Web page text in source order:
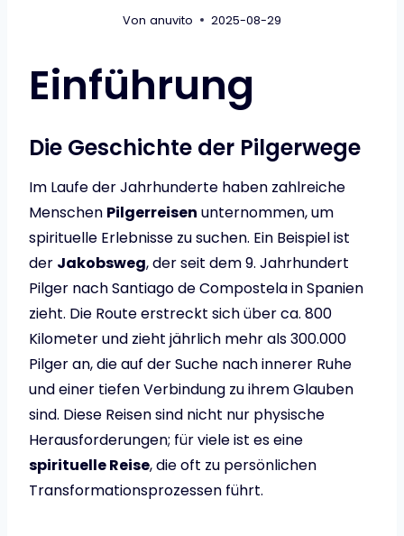
Von anuvito 2025-08-29
Einführung
Die Geschichte der Pilgerwege
Im Laufe der Jahrhunderte haben zahlreiche
Menschen Pilgerreisen unternommen, um
spirituelle Erlebnisse zu suchen. Ein Beispiel ist
der Jakobsweg, der seit dem 9. Jahrhundert
Pilger nach Santiago de Compostela in Spanien
zieht. Die Route erstreckt sich über ca. 800
Kilometer und zieht jährlich mehr als 300.000
Pilger an, die auf der Suche nach innerer Ruhe
und einer tiefen Verbindung zu ihrem Glauben
sind. Diese Reisen sind nicht nur physische
Herausforderungen; für viele ist es eine
spirituelle Reise, die oft zu persönlichen
Transformationsprozessen führt.